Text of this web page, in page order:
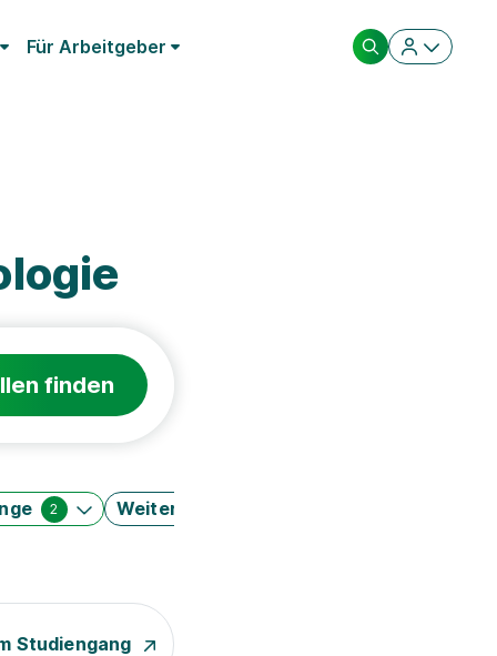
Für Arbeitgeber
finden
2 Weitere Filter
Studiengang